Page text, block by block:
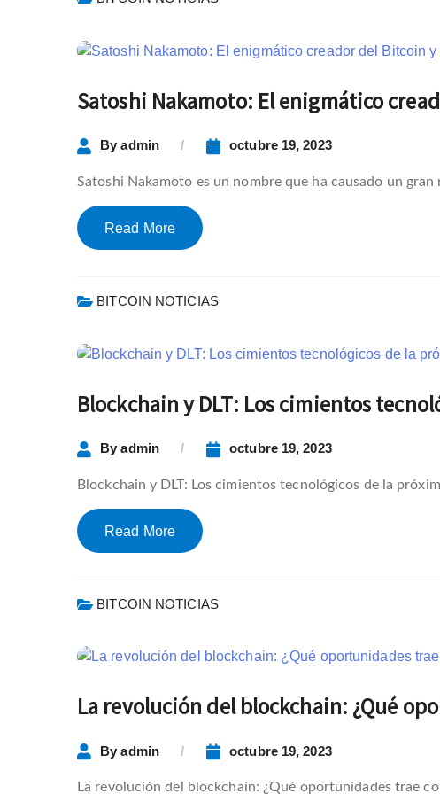
Satoshi Nakamoto: El enigmático
Byadmin octubre 19, 2023
Satoshi Nakamoto es un nombre que ha causado un
Read More
BITCOIN NOTICIAS
Blockchain y DLT: Los cimientos
Byadmin octubre 19, 2023
Blockchain y DLT: Los cimientos tecnológicos de la
Read More
BITCOIN NOTICIAS
La revolución del blockchain: ¿Qué
Byadmin octubre 19, 2023
La revolución del blockchain: ¿Qué oportunidades trae